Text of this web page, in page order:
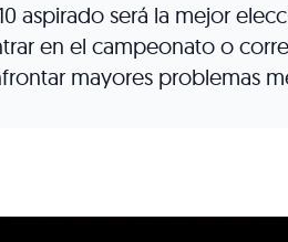
aspirado será la mejor
en el campeonato o
mayores problemas